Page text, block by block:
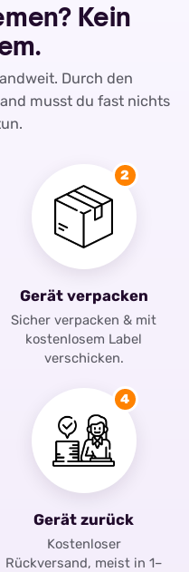
Kein
Durch den
musst du fast nichts
2
Gerät verpacken
Sicher verpacken & mit
kostenlosem Label
verschicken.
4
Gerät zurück
Kostenloser
Rückversand, meist in 1–